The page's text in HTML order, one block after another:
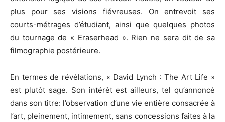
plus pour ses visions fiévreuses. On entrevoit ses
courts-métrages d’étudiant, ainsi que quelques photos
du tournagede « Eraserhead ». Rien ne sera dit de sa
filmographie postérieure.
En termes de révélations, « David Lynch : The Art Life »
est plutôt sage. Son intérêt est ailleurs, tel qu’annoncé
dans son titre: l’observation d’une vie entière consacrée à
l’art, pleinement, intimement, sans concessions faites à la